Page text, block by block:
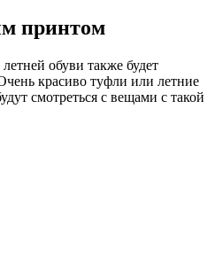
принтом
обуви также будет
красиво туфли или летние
смотреться с вещами с такой